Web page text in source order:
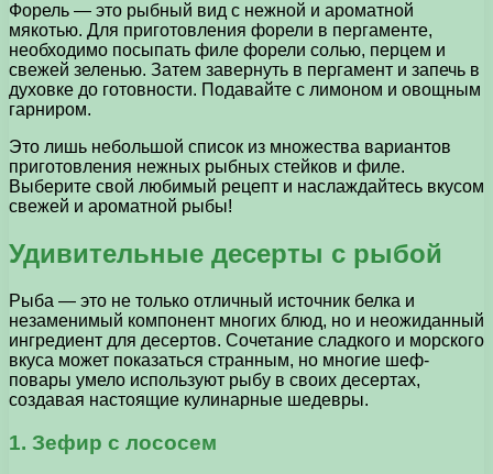
Форель — это рыбный вид с нежной и ароматной
мякотью. Для приготовления форели в пергаменте,
необходимо посыпать филе форели солью, перцем и
свежей зеленью. Затем завернуть в пергамент и запечь в
духовке до готовности. Подавайте с лимоном и овощным
гарниром.
Это лишь небольшой список из множества вариантов
приготовления нежных рыбных стейков и филе.
Выберите свой любимый рецепт и наслаждайтесь вкусом
свежей и ароматной рыбы!
Удивительные десерты с рыбой
Рыба — это не только отличный источник белка и
незаменимый компонент многих блюд, но и неожиданный
ингредиент для десертов. Сочетание сладкого и морского
вкуса может показаться странным, но многие шеф-
повары умело используют рыбу в своих десертах,
создавая настоящие кулинарные шедевры.
1. Зефир с лососем